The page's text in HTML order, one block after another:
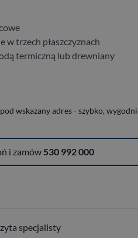
w trzech płaszczyznach
termiczną lub drewniany
wskazany adres - szybko,
i zamów 530 992 000
specjalisty